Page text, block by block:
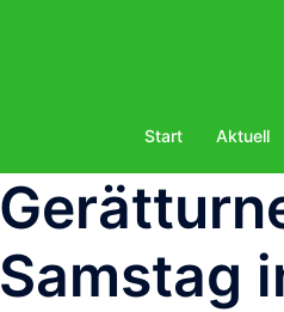
Start Aktuell
Samstag